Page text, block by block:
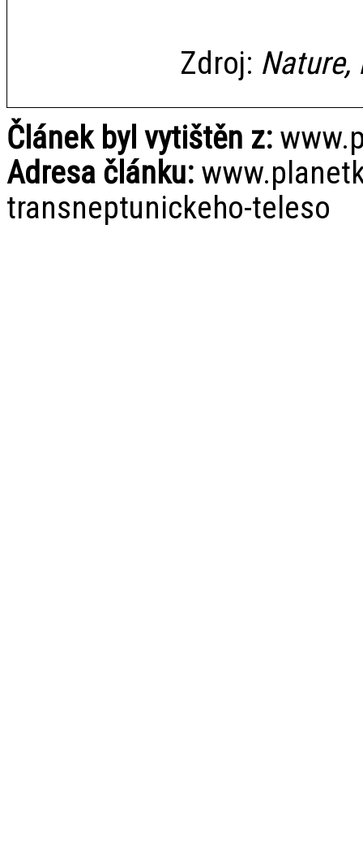
Zdroj: Nature,
Článek byl vytištěn z:
Adresa článku:
transneptunickeho-teleso